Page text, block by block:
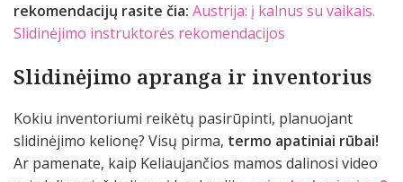
rekomendacijų rasite čia: Austrija: į kalnus su vaikais.
Slidinėjimo instruktorės rekomendacijos
Slidinėjimo apranga ir inventorius
Kokiu inventoriumi reikėtų pasirūpinti, planuojant
slidinėjimo kelionę? Visų pirma, termo apatiniai rūbai!
Ar pamenate, kaip Keliaujančios mamos dalinosi video